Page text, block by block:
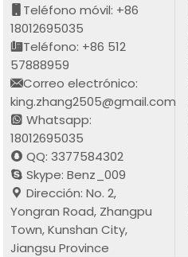
Teléfono móvil: +86
18012695035
Teléfono: +86 512
57888959
Correo electrónico:
king.zhang2505@gmail.com
Whatsapp:
18012695035
QQ: 3377584302
Skype: Benz_009
Dirección: No. 2,
Yongran Road, Zhangpu
Town, Kunshan City,
Jiangsu Province